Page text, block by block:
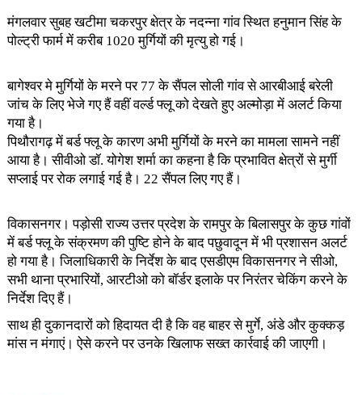
मंगलवार सुबह खटीमा चकरपुर क्षेत्र के नदन्ना गांव स्थित हनुमान सिंह के
पोल्ट्री फार्म में करीब 1020 मुर्गियों की मृत्यु हो गई।
बागेश्वर मे मुर्गियों के मरने पर 77 के सैंपल सोली गांव से आरबीआई बरेली
जांच के लिए भेजे गए हैं वहीं वर्ल्ड फ्लू को देखते हुए अल्मोड़ा में अलर्ट किया
गया है।
पिथौरागढ़ में बर्ड फ्लू के कारण अभी मुर्गियों के मरने का मामला सामने नहीं
आया है। सीवीओ डॉ. योगेश शर्मा का कहना है कि प्रभावित क्षेत्रों से मुर्गी
सप्लाई पर रोक लगाई गई है। 22 सैंपल लिए गए हैं।
विकासनगर। पड़ोसी राज्य उत्तर प्रदेश के रामपुर के बिलासपुर के कुछ गांवों
में बर्ड फ्लू के संक्रमण की पुष्टि होने के बाद पछुवादून में भी प्रशासन अलर्ट
हो गया है। जिलाधिकारी के निर्देश के बाद एसडीएम विकासनगर ने सीओ,
सभी थाना प्रभारियों, आरटीओ को बॉर्डर इलाके पर निरंतर चेकिंग करने के
निर्देश दिए हैं।
साथ ही दुकानदारों को हिदायत दी है कि वह बाहर से मुर्गे, अंडे और कुक्कड़
मांस न मंगाएं। ऐसे करने पर उनके खिलाफ सख्त कार्रवाई की जाएगी।